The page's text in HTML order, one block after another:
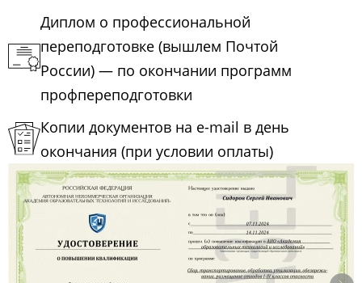
Диплом о профессиональной
переподготовке (вышлем Почтой
России) — по окончании программ
профпереподготовки
Копии документов на e-mail в день
окончания (при условии оплаты)